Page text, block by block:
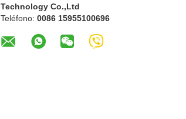
Technology Co.,Ltd
Teléfono: 0086 15955100696